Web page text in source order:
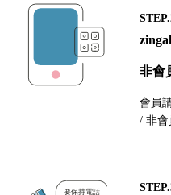
非會
會員
/ 非會